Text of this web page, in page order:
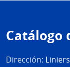
de
página
Catálogo
Dirección: